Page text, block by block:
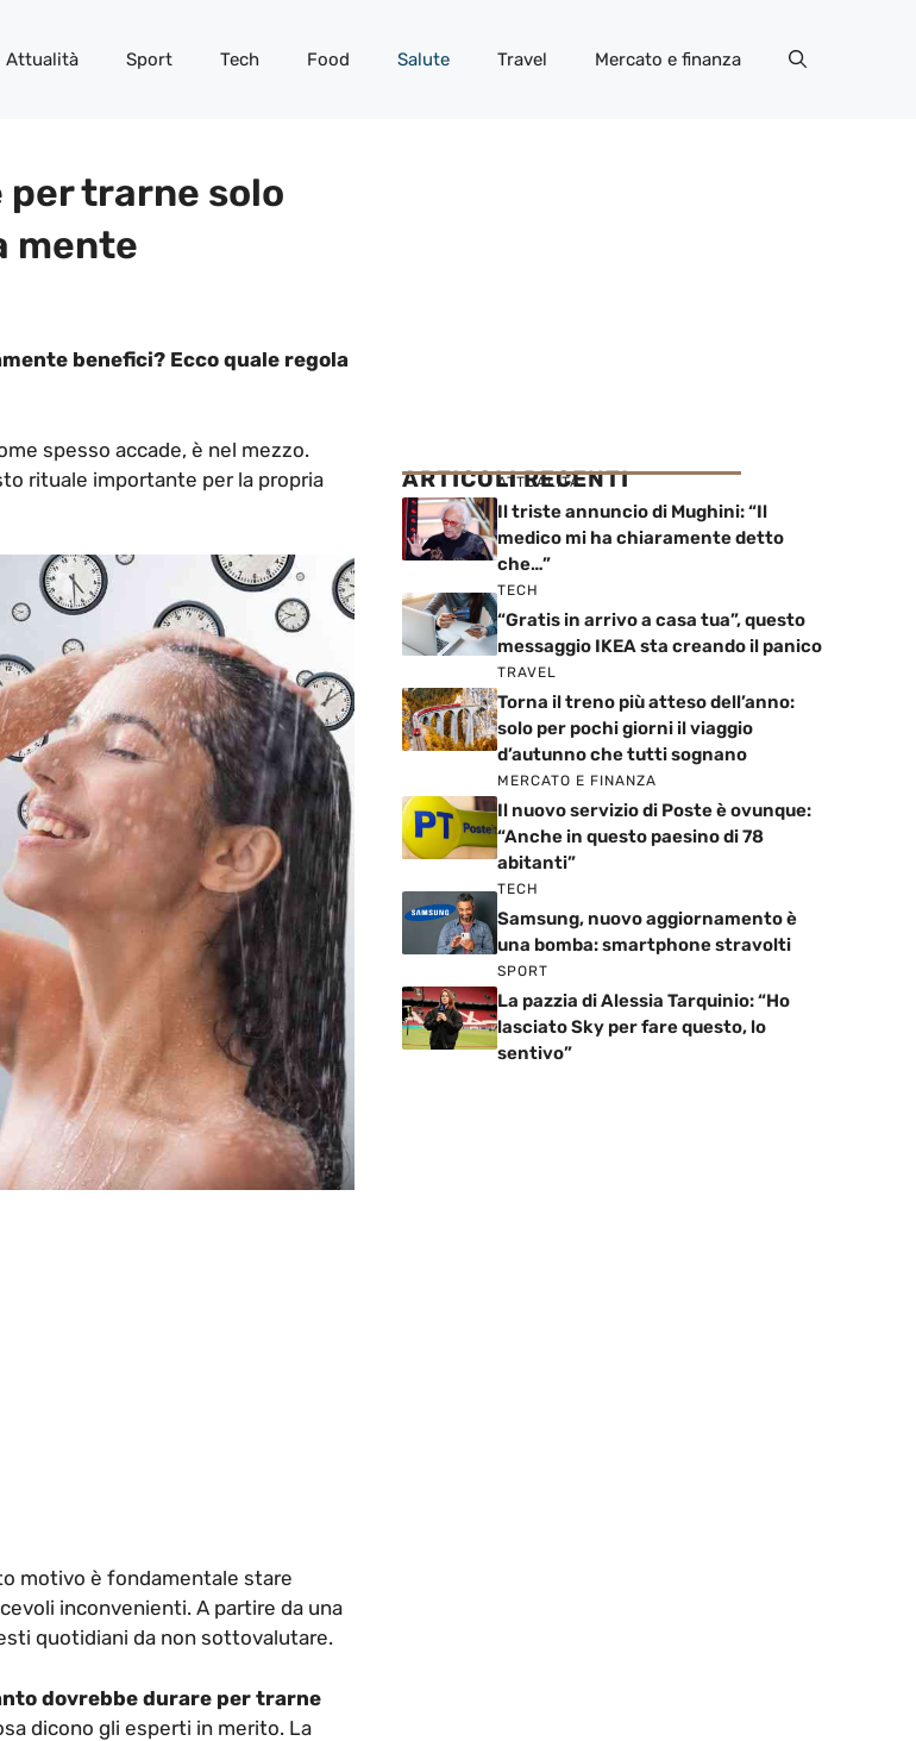
Attualità Sport Tech Food Salute Travel Mercato e finanza
trarne solo
mente
benefici? Ecco quale regola
spesso accade, è nel mezzo.
rituale importante per la propria
motivo è fondamentale stare
inconvenienti. A partire da una
quotidiani da non sottovalutare.
dovrebbe durare per trarne
dicono gli esperti in merito. La
ARTICOLI RECENTI
ATTUALITÀ
Il triste annuncio di Mughini: “Il
medico mi ha chiaramente detto
che…”
TECH
“Gratis in arrivo a casa tua”, questo
messaggio IKEA sta creando il panico
TRAVEL
Torna il treno più atteso dell’anno:
solo per pochi giorni il viaggio
d’autunno che tutti sognano
MERCATO E FINANZA
Il nuovo servizio di Poste è ovunque:
“Anche in questo paesino di 78
abitanti”
TECH
Samsung, nuovo aggiornamento è
una bomba: smartphone stravolti
SPORT
La pazzia di Alessia Tarquinio: “Ho
lasciato Sky per fare questo, lo
sentivo”